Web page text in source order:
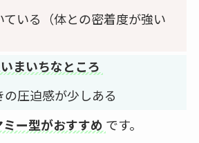
ている（体との密着度が強い
まいちなところ
圧迫感が少しある
ー型がおすすめ です。